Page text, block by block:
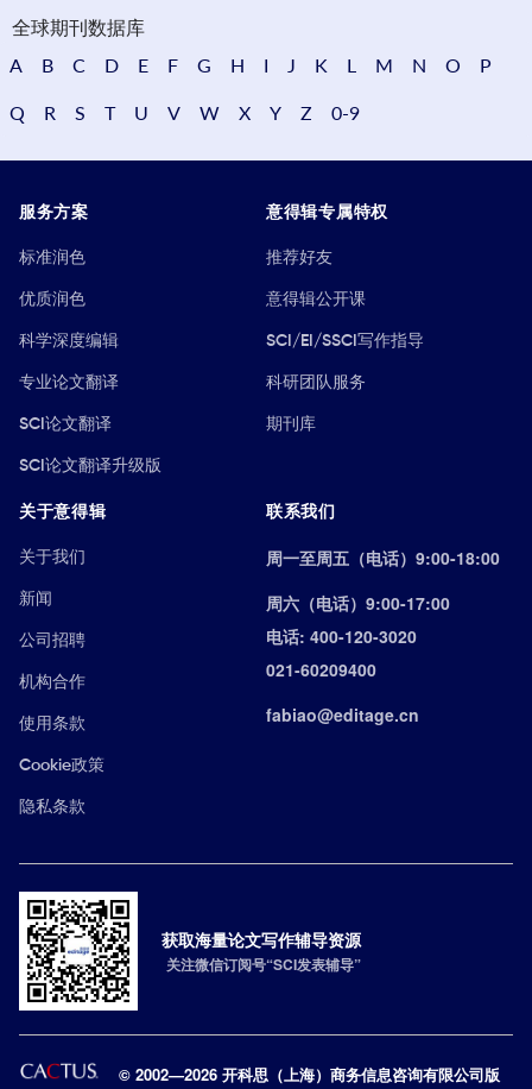
全球期刊数据库
A
B C D E F G H I J K L M N O P
Q R S T U V W X Y Z 0-9